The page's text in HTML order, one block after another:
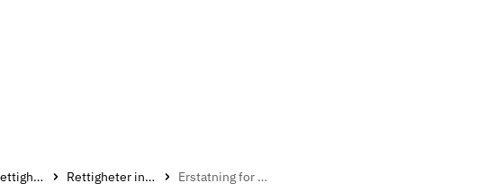
Råd og rettigheter Rettigheter innen behandling og ventetider Erstatning for kreftrammede